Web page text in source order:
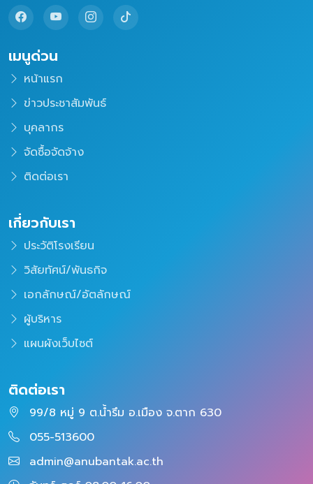
เมนูด่วน
หน้าแรก
ข่าวประชาสัมพันธ์
บุคลากร
จัดซื้อจัดจ้าง
ติดต่อเรา
เกี่ยวกับเรา
ประวัติโรงเรียน
วิสัยทัศน์/พันธกิจ
เอกลักษณ์/อัตลักษณ์
ผู้บริหาร
แผนผังเว็บไซต์
ติดต่อเรา
99/8 หมู่ 9 ต.น้ำรึม อ.เมือง จ.ตาก 630
055-513600
admin@anubantak.ac.th